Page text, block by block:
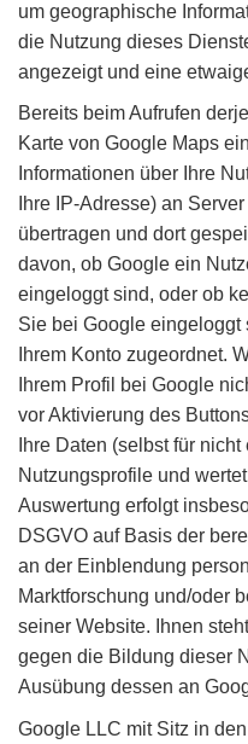
um geographische
die Nutzung dieses
angezeigt und eine
Bereits beim Aufrufen
Karte von Google Maps
Informationen über Ihre
Ihre IP-Adresse) an
übertragen und dort
davon, ob Google ein
eingeloggt sind, oder ob
Sie bei Google eingeloggt
Ihrem Konto zugeordnet.
Ihrem Profil bei Google
vor Aktivierung des
Ihre Daten (selbst für
Nutzungsprofile und
Auswertung erfolgt
DSGVO auf Basis der
an der Einblendung
Marktforschung und/oder
seiner Website. Ihnen
gegen die Bildung dieser
Ausübung dessen an
Google LLC mit Sitz in